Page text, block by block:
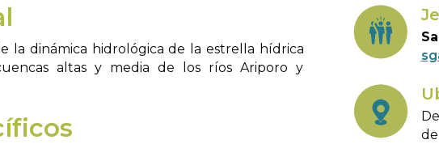
la dinámica hidrológica de la estrella hídrica
altas y media de los ríos Ariporo y